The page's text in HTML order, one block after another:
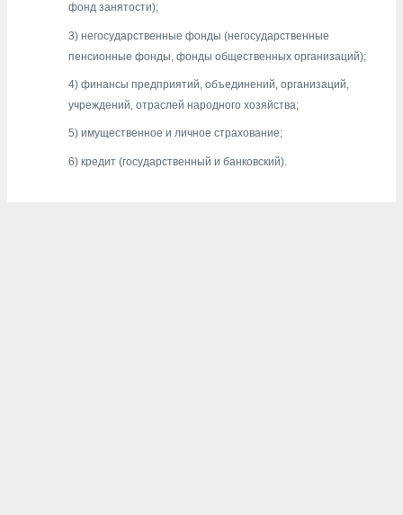
фонд занятости);
3) негосударственные фонды (негосударственные
пенсионные фонды, фонды общественных организаций);
4) финансы предприятий, объединений, организаций,
учреждений, отраслей народного хозяйства;
5) имущественное и личное страхование;
6) кредит (государственный и банковский).